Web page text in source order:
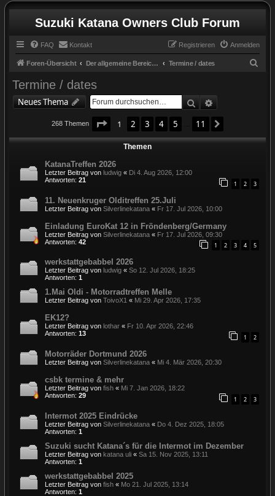
Suzuki Katana Owners Club Forum
FAQ Kontakt Anmelden
Registrieren
Foren-Übersicht Der allgemeine Bereich / the general zone Termine / dates
Termine / dates
Neues Thema Suche
268 Themen Seite 1von 11
1 2 3 4 5 11
Themen
KatanaTreffen 2026
Letzter Beitrag von ludwig « Di 4. Aug 2026, 12:00
Antworten: 21 1 2 3
11. Neuenkruger Olditreffen 25.Juli
Letzter Beitrag von Silverlinekatana « Fr 17. Jul 2026, 10:00
Einladung EuroKat 12 in Fröndenberg/Germany
Letzter Beitrag von Silverlinekatana « Fr 17. Jul 2026, 09:30
Antworten: 42 1 2 3 4 5
werkstattgebabbel 2026
Letzter Beitrag von ludwig « So 12. Jul 2026, 18:25
Antworten: 1
1.Mai Oldi - Motorradtreffen Melle
Letzter Beitrag von ToivoX1 « Mi 29. Apr 2026, 17:35
EK12?
Letzter Beitrag von lothar « Fr 10. Apr 2026, 22:46
Antworten: 13 1 2
Motorräder Dortmund 2026
Letzter Beitrag von Silverlinekatana « Mi 4. Mär 2026, 20:30
csbk termine & mehr
Letzter Beitrag von fish « Mi 7. Jan 2026, 18:22
Antworten: 29 1 2 3
Intermot 2025 Eindrücke
Letzter Beitrag von Silverlinekatana « Do 4. Dez 2025, 18:05
Antworten: 1
Suzuki sucht Katana´s für die Intermot im Dezember
Letzter Beitrag von katana uli « Sa 15. Nov 2025, 13:11
Antworten: 1
werkstattgebabbel 2025
Letzter Beitrag von fish « Mo 21. Jul 2025, 13:14
Antworten: 1